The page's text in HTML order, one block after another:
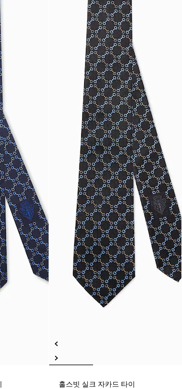
홀스빗 실크 자카드 타이